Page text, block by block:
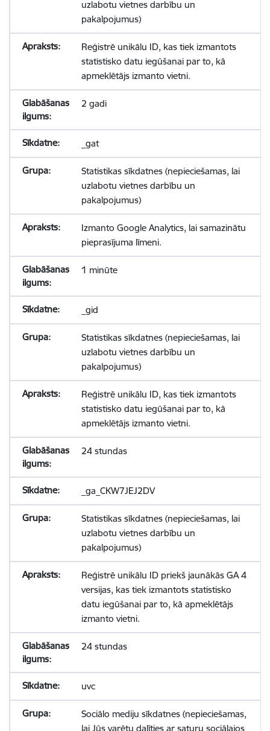
uzlabotu vietnes darbību un
pakalpojumus)
Reģistrē unikālu ID, kas tiek izmantots
statistisko datu iegūšanai par to, kā
apmeklētājs izmanto vietni.
2 gadi
_gat
Statistikas sīkdatnes (nepieciešamas, lai
uzlabotu vietnes darbību un
pakalpojumus)
Izmanto Google Analytics, lai samazinātu
pieprasījuma līmeni.
1 minūte
_gid
Statistikas sīkdatnes (nepieciešamas, lai
uzlabotu vietnes darbību un
pakalpojumus)
Reģistrē unikālu ID, kas tiek izmantots
statistisko datu iegūšanai par to, kā
apmeklētājs izmanto vietni.
24 stundas
_ga_CKW7JEJ2DV
Statistikas sīkdatnes (nepieciešamas, lai
uzlabotu vietnes darbību un
pakalpojumus)
Reģistrē unikālu ID priekš jaunākās GA 4
versijas, kas tiek izmantots statistisko
datu iegūšanai par to, kā apmeklētājs
izmanto vietni.
24 stundas
uvc
Sociālo mediju sīkdatnes (nepieciešamas,
lai Jūs varētu dalīties ar saturu sociālajos